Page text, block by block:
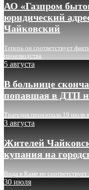
АО «Газпром
юридический
Чайковский
Теперь он соответствует
производства
5 августа
В больнице
попавшая в ДТП
Трагедия произошла 19 июля
3 августа
Жителей
купания на
Вода в Каме не
30 июля